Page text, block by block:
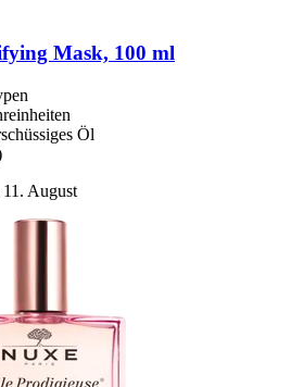
Mask, 100 ml
Öl
August